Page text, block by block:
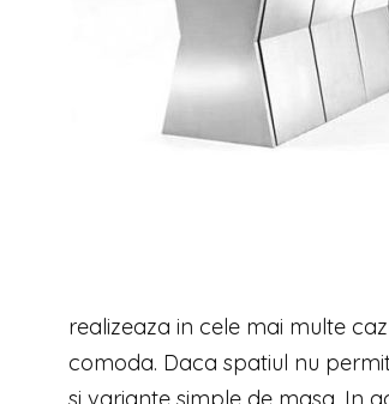
realizeaza in cele mai multe
comoda. Daca spatiul nu